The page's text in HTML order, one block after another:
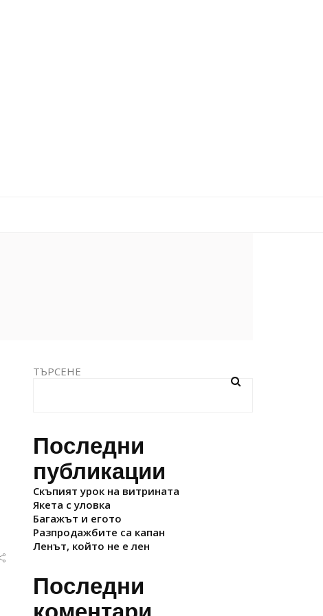
ТЪРСЕНЕ
Последни
публикации
Скъпият урок на витрината
Якета с уловка
Багажът и егото
Разпродажбите са капан
Ленът, който не е лен
Последни